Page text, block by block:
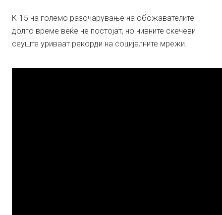
К-15 на големо разочарување на обожавателите
долго време веќе не постојат, но нивните скечеви
сеуште уриваат рекорди на социјалните мрежи.